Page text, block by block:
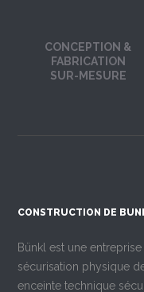
CONCEPTION &
FABRICATION
SUR-MESURE
CONSTRUCTION DE
Bünkl est une
sécurisation physique
enceinte technique